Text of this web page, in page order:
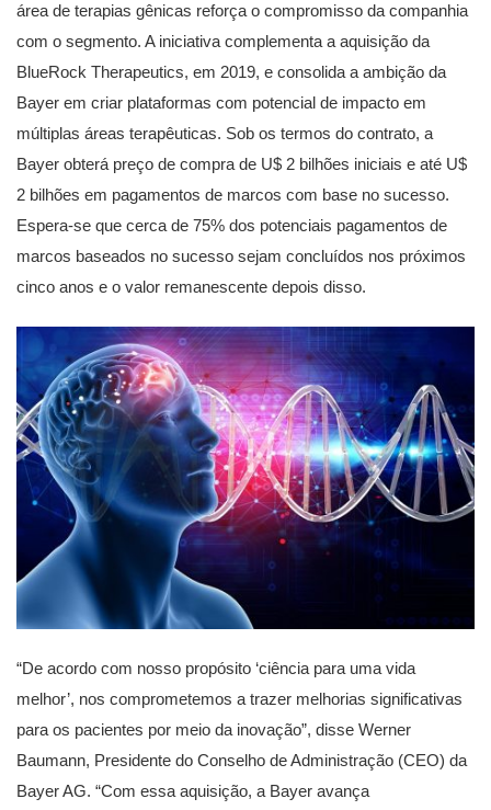
área de terapias gênicas reforça o compromisso da companhia
com o segmento. A iniciativa complementa a aquisição da
BlueRock Therapeutics, em 2019, e consolida a ambição da
Bayer em criar plataformas com potencial de impacto em
múltiplas áreas terapêuticas. Sob os termos do contrato, a
Bayer obterá preço de compra de U$ 2 bilhões iniciais e até U$
2 bilhões em pagamentos de marcos com base no sucesso.
Espera-se que cerca de 75% dos potenciais pagamentos de
marcos baseados no sucesso sejam concluídos nos próximos
cinco anos e o valor remanescente depois disso.
“De acordo com nosso propósito ‘ciência para uma vida
melhor’, nos comprometemos a trazer melhorias significativas
para os pacientes por meio da inovação”, disse Werner
Baumann, Presidente do Conselho de Administração (CEO) da
Bayer AG. “Com essa aquisição, a Bayer avança